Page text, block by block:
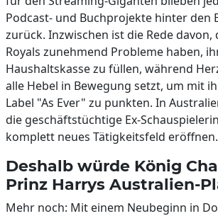
Podcast- und Buchprojekte hinter den
zurück. Inzwischen ist die Rede davon,
Royals zunehmend Probleme haben,
Haushaltskasse zu füllen, während
alle Hebel in Bewegung setzt, um mit
Label "As Ever" zu punkten. In
die geschäftstüchtige Ex-
komplett neues Tätigkeitsfeld eröffnen.
Deshalb würde König
Prinz Harrys Australien-
Mehr noch: Mit einem Neubeginn in